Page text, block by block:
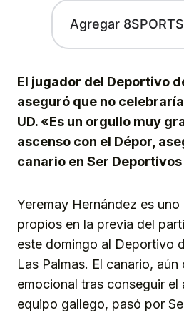
Agregar
El jugador del Deportivo
aseguró que no
UD. «Es un orgullo muy
ascenso con el Dépor,
canario en Ser Deportivos
Yeremay Hernández es
propios en la previa del
este domingo al Deportivo
Las Palmas. El canario, aún
emocional tras conseguir el
equipo gallego, pasó por